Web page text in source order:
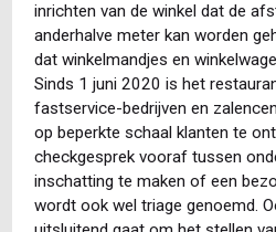
inrichten van de winkel dat de
anderhalve meter kan worden
dat winkelmandjes en
Sinds 1 juni 2020 is het
fastservice-bedrijven en
op beperkte schaal klanten te
checkgesprek vooraf tussen
inschatting te maken of een
wordt ook wel triage genoemd.